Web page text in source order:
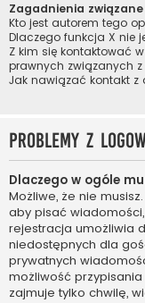
Zagadnienia związane
Kto jest autorem tego
Dlaczego funkcja X nie
Z kim się kontaktować
prawnych związanych
Jak nawiązać kontakt z
Problemy z
Dlaczego w ogóle
Możliwe, że nie
aby pisać
rejestracja umożliwia
niedostępnych dla
prywatnych
możliwość
zajmuje tylko chwilę,